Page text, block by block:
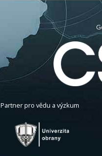
Partner pro vědu a výzkum